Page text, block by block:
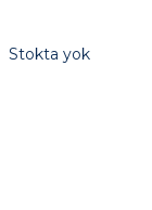
Stokta yok